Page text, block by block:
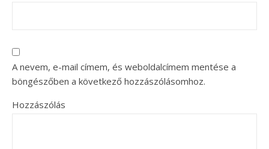
A nevem, e-mail címem, és weboldalcímem mentése a
böngészőben a következő hozzászólásomhoz.
Hozzászólás